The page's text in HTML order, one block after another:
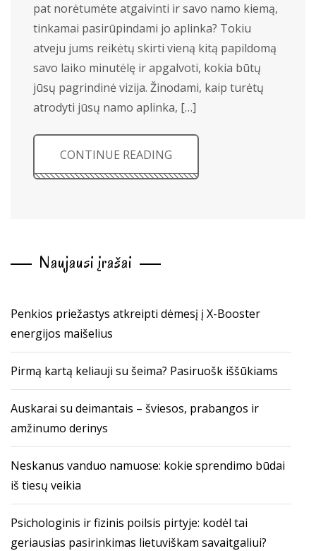
pat norėtumėte atgaivinti ir savo namo kiemą,
tinkamai pasirūpindami jo aplinka? Tokiu
atveju jums reikėtų skirti vieną kitą papildomą
savo laiko minutėlę ir apgalvoti, kokia būtų
jūsų pagrindinė vizija. Žinodami, kaip turėtų
atrodyti jūsų namo aplinka, […]
CONTINUE READING
Naujausi įrašai
Penkios priežastys atkreipti dėmesį į X-Booster
energijos maišelius
Pirmą kartą keliauji su šeima? Pasiruošk iššūkiams
Auskarai su deimantais – šviesos, prabangos ir
amžinumo derinys
Neskanus vanduo namuose: kokie sprendimo būdai
iš tiesų veikia
Psichologinis ir fizinis poilsis pirtyje: kodėl tai
geriausias pasirinkimas lietuviškam savaitgaliui?